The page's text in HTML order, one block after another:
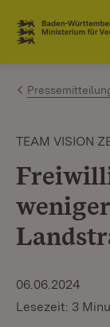
Zum Inhalt
Link zur
TEAM VISION
06.06.2024
Lesezeit: 3